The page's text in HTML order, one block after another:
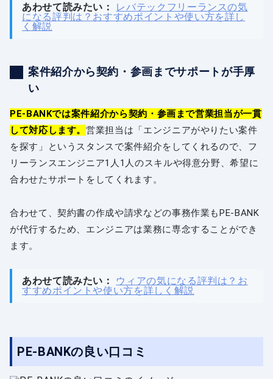
あわせて読みたい：
レバテックフリーランスの気
になる評判は？おすすめポイントや使い方を詳し
く解説
案件紹介から契約・参画までサポートが手厚
い
PE-BANKでは案件紹介から契約・参画まで営業担当が一貫
して対応します。営業担当は「エンジニアがやりたい案件
を探す」というスタンスで案件紹介をしてくれるので、フ
リーランスエンジニア1人1人のスキルや得意分野、希望に
合わせたサポートをしてくれます。
合わせて、契約書の作成や請求などの事務作業もPE-BANK
が代行するため、エンジニアは業務に専念することができ
ます。
あわせて読みたい：
ウィアの気になる評判は？お
すすめポイントや使い方を詳しく解説
PE-BANKの良い口コミ